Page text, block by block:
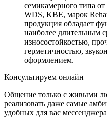
семикамерного типа от
WDS, KBE, марок
продукция обладает
наиболее длительным
износостойкостью,
герметичностью,
оформлением.
Консультируем онлайн
Общение только с живыми
реализовать даже самые
удобных для вас